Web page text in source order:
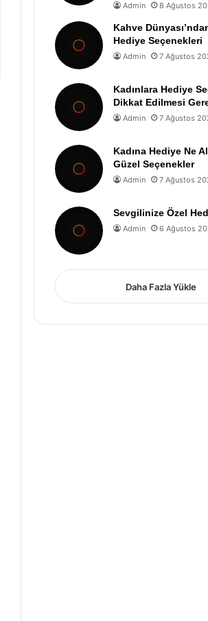
Admin 8 Ağustos
Kahve
Hediye Seçenekleri
Admin 7 Ağustos
Kadınlara Hediye
Dikkat Edilmesi
Admin 7 Ağustos
Kadına Hediye Ne
Güzel Seçenekler
Admin 7 Ağustos
Sevgilinize Özel
Admin 6 Ağustos
Daha Fazla Yükle